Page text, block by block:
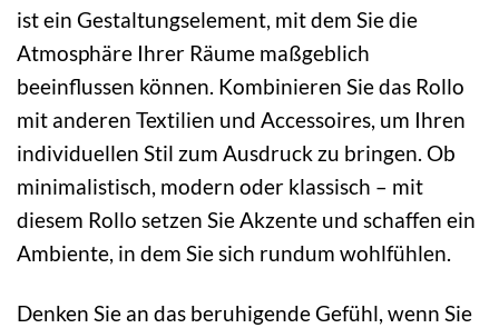
ist ein Gestaltungselement, mit dem Sie die
Atmosphäre Ihrer Räume maßgeblich
beeinflussen können. Kombinieren Sie das Rollo
mit anderen Textilien und Accessoires, um Ihren
individuellen Stil zum Ausdruck zu bringen. Ob
minimalistisch, modern oder klassisch – mit
diesem Rollo setzen Sie Akzente und schaffen ein
Ambiente, in dem Sie sich rundum wohlfühlen.
Denken Sie an das beruhigende Gefühl, wenn Sie